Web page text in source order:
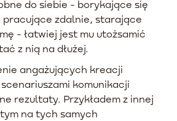
do siebie - borykające się
pracujące zdalnie, starające
- łatwiej jest mu utożsamić
z nią na dłużej.
angażujących kreacji
komunikacji
rezultaty. Przykładem z innej
na tych samych